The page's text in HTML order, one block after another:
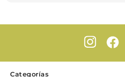
Categorías